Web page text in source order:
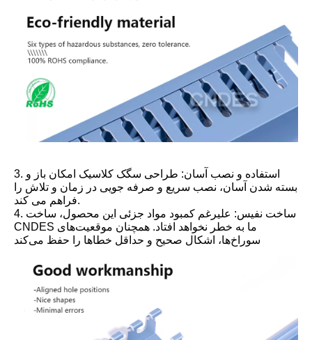
3. استفاده و نصب آسان: طراحی سگک کلاسیک امکان باز و
بسته شدن آسان، نصب سریع و صرفه جویی در زمان و تلاش را
فراهم می کند.
4. ساخت نفیس: علیرغم کمبود مواد جزئی این محصول، ساخت
CNDES ما به خطر نخواهد افتاد. همچنان موقعیت‌های
سوراخ‌ها، اشکال صحیح و حداقل خطاها را حفظ می‌کند